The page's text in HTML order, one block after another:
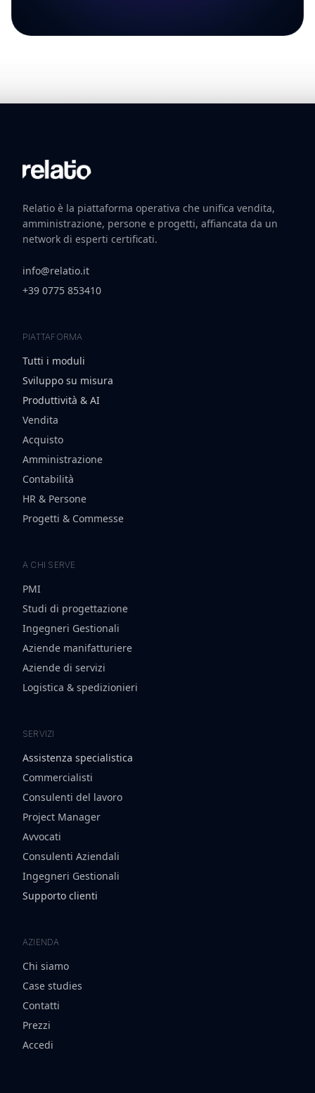
Relatio è la piattaforma operativa che unifica vendita,
amministrazione, persone e progetti, affiancata da un
network di esperti certificati.
info@relatio.it
+39 0775 853410
PIATTAFORMA
Tutti i moduli
Sviluppo su misura
Produttività & AI
Vendita
Acquisto
Amministrazione
Contabilità
HR & Persone
Progetti & Commesse
A CHI SERVE
PMI
Studi di progettazione
Ingegneri Gestionali
Aziende manifatturiere
Aziende di servizi
Logistica & spedizionieri
SERVIZI
Assistenza specialistica
Commercialisti
Consulenti del lavoro
Project Manager
Avvocati
Consulenti Aziendali
Ingegneri Gestionali
Supporto clienti
AZIENDA
Chi siamo
Case studies
Contatti
Prezzi
Accedi